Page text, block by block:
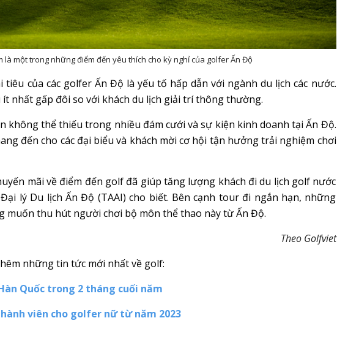
là một trong những điểm đến yêu thích cho kỳ nghỉ của golfer Ấn Độ
của các golfer Ấn Độ là yếu tố hấp dẫn với ngành du lịch các nước.
nhất gấp đôi so với khách du lịch giải trí thông thường.
không thể thiếu trong nhiều đám cưới và sự kiện kinh doanh tại Ấn Độ.
đến cho các đại biểu và khách mời cơ hội tận hưởng trải nghiệm chơi
mãi về điểm đến golf đã giúp tăng lượng khách đi du lịch golf nước
lý Du lịch Ấn Độ (TAAI) cho biết. Bên cạnh tour đi ngắn hạn, những
muốn thu hút người chơi bộ môn thể thao này từ Ấn Độ.
Theo Golfviet
những tin tức mới nhất về golf:
Quốc trong 2 tháng cuối năm
viên cho golfer nữ từ năm 2023